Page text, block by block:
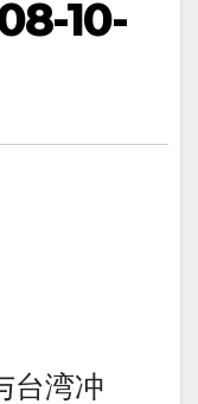
10-
台湾冲